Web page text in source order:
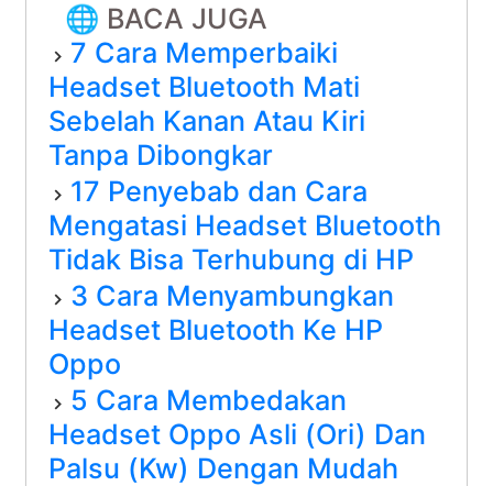
🌐 BACA JUGA
7 Cara Memperbaiki
Headset Bluetooth Mati
Sebelah Kanan Atau Kiri
Tanpa Dibongkar
17 Penyebab dan Cara
Mengatasi Headset Bluetooth
Tidak Bisa Terhubung di HP
3 Cara Menyambungkan
Headset Bluetooth Ke HP
Oppo
5 Cara Membedakan
Headset Oppo Asli (Ori) Dan
Palsu (Kw) Dengan Mudah